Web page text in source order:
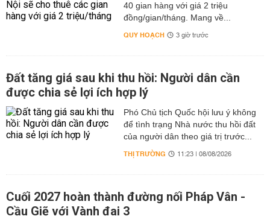
40 gian hàng với giá 2 triệu
đồng/gian/tháng. Mang về...
QUY HOẠCH 3 giờ trước
Đất tăng giá sau khi thu hồi: Người dân cần
được chia sẻ lợi ích hợp lý
Phó Chủ tịch Quốc hội lưu ý không
để tình trạng Nhà nước thu hồi đất
của người dân theo giá trị trước...
THỊ TRƯỜNG 11:23 | 08/08/2026
Cuối 2027 hoàn thành đường nối Pháp Vân -
Cầu Giẽ với Vành đai 3